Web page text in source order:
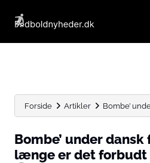
Forside Artikler Bombe’
Bombe’ under
længe er det forbudt